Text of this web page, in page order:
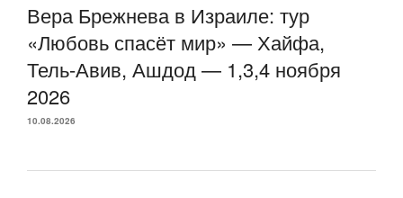
Вера Брежнева в Израиле: тур
«Любовь спасёт мир» — Хайфа,
Тель-Авив, Ашдод — 1,3,4 ноября
2026
10.08.2026